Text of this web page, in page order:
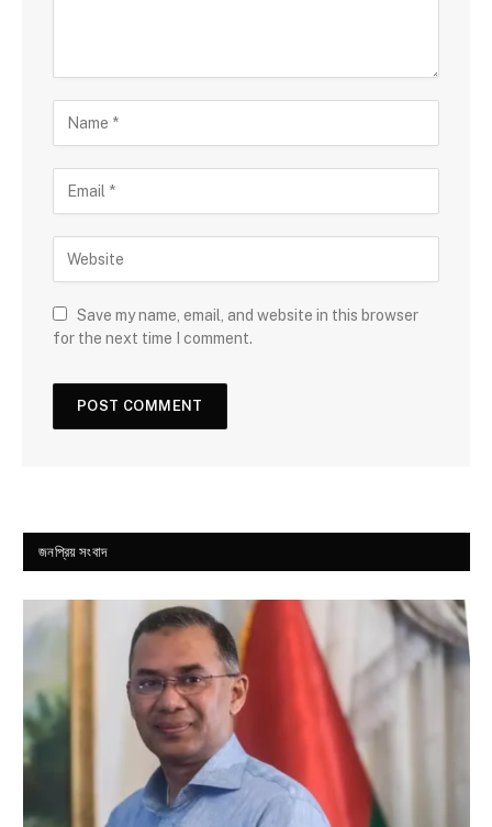
Save my name, email, and website in this browser
for the next time I comment.
জনপ্রিয় সংবাদ